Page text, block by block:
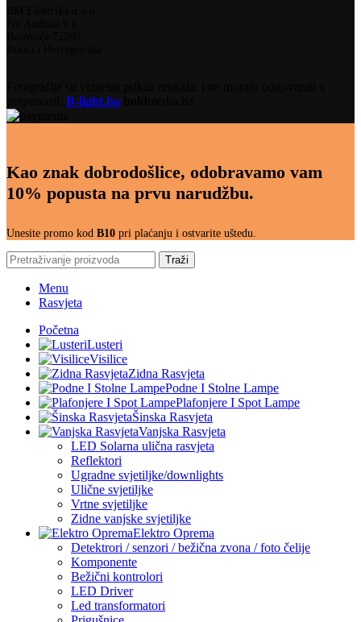
B-light.ba
Kao znak dobrodošlice, odobravamo vam
10% popusta na prvu narudžbu.
Unesite promo kod B10 pri plaćanju i ostvarite uštedu.
Traži
Menu
Rasvjeta
Početna
Lusteri
Visilice
Zidna Rasvjeta
Podne I Stolne Lampe
Plafonjere I Spot Lampe
Šinska Rasvjeta
Vanjska Rasvjeta
LED Solarna ulična rasvjeta
Reflektori
Ugradne svjetiljke/downlights
Ulične svjetiljke
Vrtne svjetiljke
Zidne vanjske svjetiljke
Elektro Oprema
Detektrori / senzori / bežična zvona / foto čelije
Komponente
Bežični kontrolori
LED Driver
Led transformatori